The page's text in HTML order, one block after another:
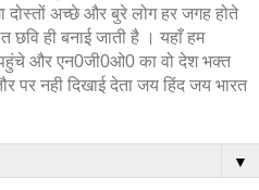
अच्छे और बुरे लोग हर जगह होते
ही बनाई जाती है । यहाँ हम
और एन0जी0ओ0 का वो देश भक्त
पर नही दिखाई देता जय हिंद जय भारत
▼